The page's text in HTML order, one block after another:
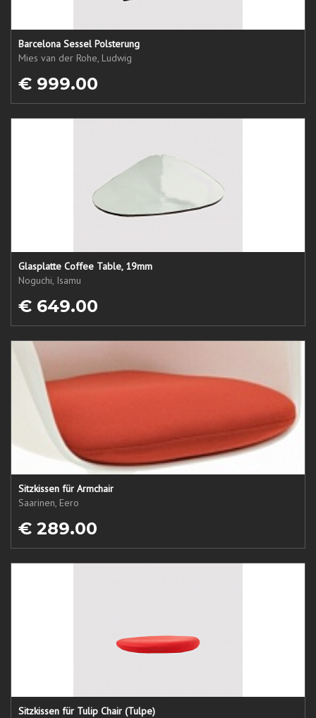
Barcelona Sessel Polsterung
Mies van der Rohe, Ludwig
€ 999.00
Glasplatte Coffee Table, 19mm
Noguchi, Isamu
€ 649.00
Sitzkissen für Armchair
Saarinen, Eero
€ 289.00
Sitzkissen für Tulip Chair (Tulpe)